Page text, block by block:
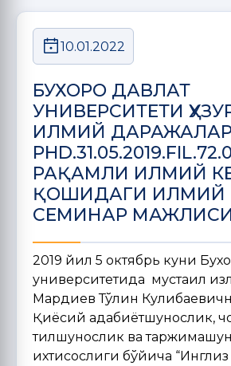
10.01.2022
БУХОРО ДАВЛАТ
УНИВЕРСИТЕТИ
ИЛМИЙ ДАРАЖАЛАР
РАҚАМЛИ ИЛМИЙ
ҚОШИДАГИ ИЛМИЙ
СЕМИНАР
2019 йил 5 октябрь куни
университетида мустақил
Мардиев Тўлқин
Қиёсий адабиётшунослик,
тилшунослик ва
ихтисослиги бўйича “Инглиз